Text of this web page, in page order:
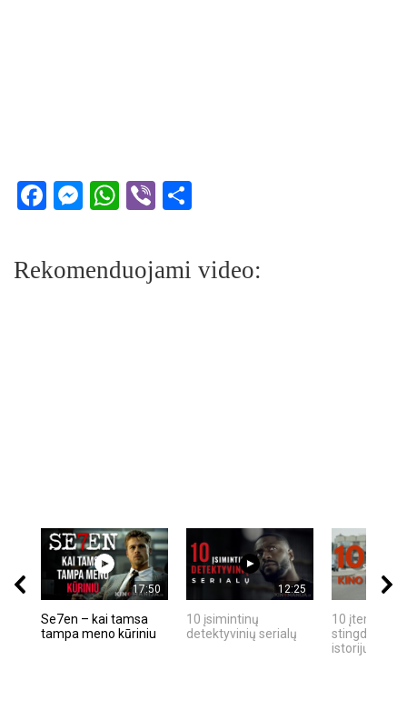
Facebook
Messenger
WhatsApp
Viber
Rekomenduojami video:
17:50
Se7en – kai tamsa
tampa meno kūriniu
12:25
10 įsimintinų
detektyvinių serialų
10 įtemptų,
stingdančių
istorijų